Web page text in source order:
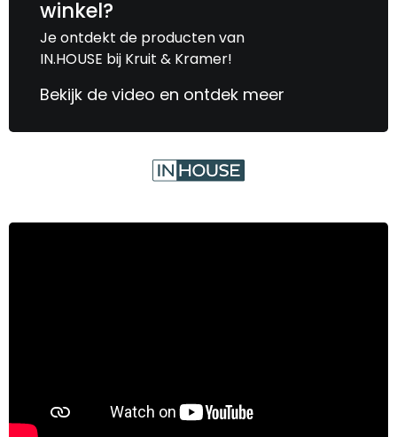
winkel?
Je ontdekt de producten van
IN.HOUSE bij Kruit & Kramer!
Bekijk de video en ontdek meer